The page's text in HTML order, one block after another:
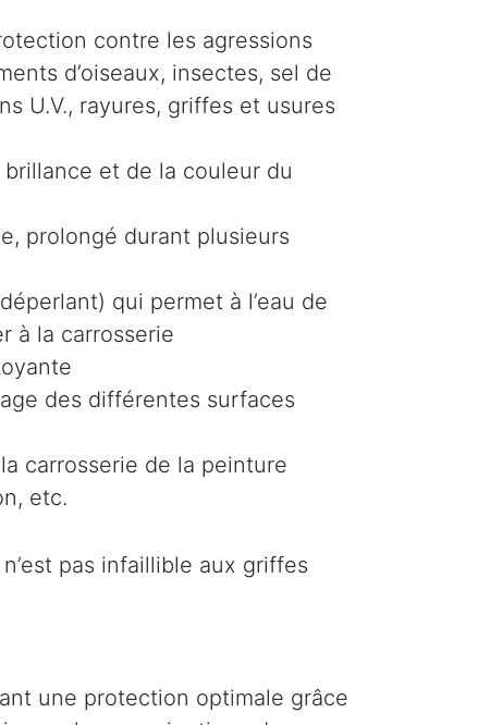
contre les agressions
d’oiseaux, insectes, sel de
U.V., rayures, griffes et usures
et de la couleur du
prolongé durant plusieurs
qui permet à l’eau de
à la carrosserie
des différentes surfaces
la carrosserie de la peinture
etc.
pas infaillible aux griffes
une protection optimale grâce